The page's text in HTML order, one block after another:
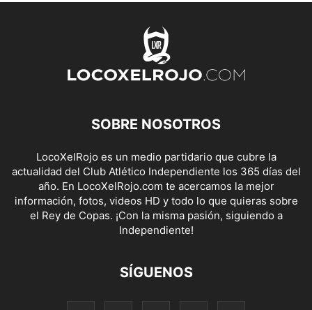
SOBRE NOSOTROS
LocoXelRojo es un medio partidario que cubre la
actualidad del Club Atlético Independiente los 365 días del
año. En LocoXelRojo.com te acercamos la mejor
información, fotos, videos HD y todo lo que quieras sobre
el Rey de Copas. ¡Con la misma pasión, siguiendo a
Independiente!
SÍGUENOS